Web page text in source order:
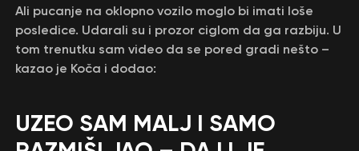
Ali pucanje na oklopno vozilo moglo bi imati loše
posledice. Udarali su i prozor ciglom da ga razbiju. U
tom trenutku sam video da se pored gradi nešto –
kazao je Koča i dodao:
UZEO SAM MALJ I SAMO